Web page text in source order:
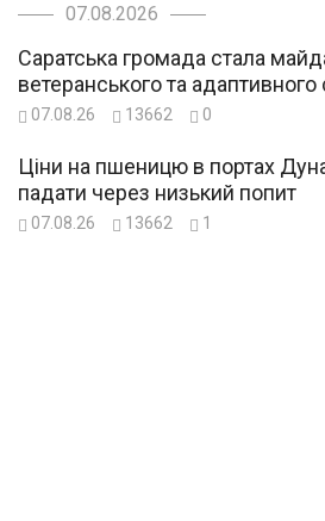
07.08.2026
Саратська громада стала
ветеранського та адаптивного
07.08.26 13662 0
Ціни на пшеницю в портах
падати через низький попит
07.08.26 13662 1